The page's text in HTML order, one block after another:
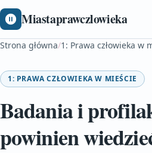
Miastaprawczlowieka
Strona główna/1: Prawa człowieka w
1: PRAWA CZŁOWIEKA W MIEŚCIE
Badania i
powinien